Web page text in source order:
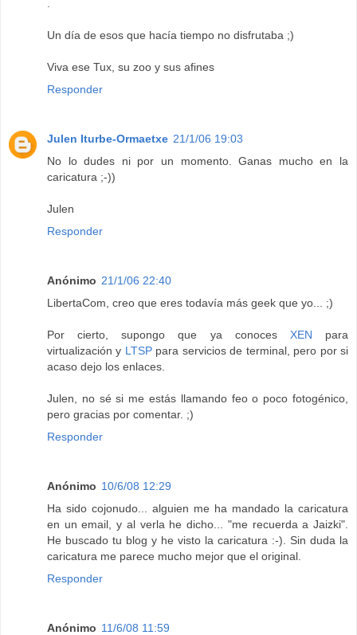
Un día de esos que hacía tiempo no disfrutaba ;)
Viva ese Tux, su zoo y sus afines
Responder
Julen Iturbe-Ormaetxe 21/1/06 19:03
No lo dudes ni por un momento. Ganas mucho en la
caricatura ;-))
Julen
Responder
Anónimo 21/1/06 22:40
LibertaCom, creo que eres todavía más geek que yo... ;)
Por cierto, supongo que ya conoces XEN para
virtualización y LTSPpara servicios de terminal, pero por si
acaso dejo los enlaces.
Julen, no sé si me estás llamando feo o poco fotogénico,
pero gracias por comentar. ;)
Responder
Anónimo 10/6/08 12:29
Ha sido cojonudo... alguien me ha mandado la caricatura
en un email, y al verla he dicho... "me recuerda a Jaizki".
He buscado tu blog y he visto la caricatura :-). Sin duda la
caricatura me parece mucho mejor que el original.
Responder
Anónimo 11/6/08 11:59